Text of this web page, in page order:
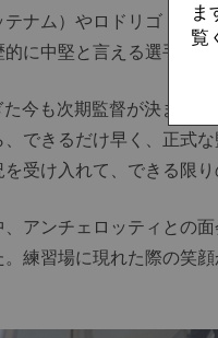
ナム）やロドリゴ（Rマ
に中堅と言える選手たち
今も次期監督が決まって
できるだけ早く、正式
受け入れて、できる限り
アンチェロッティとの
練習場に現れた際の笑
ま
覧